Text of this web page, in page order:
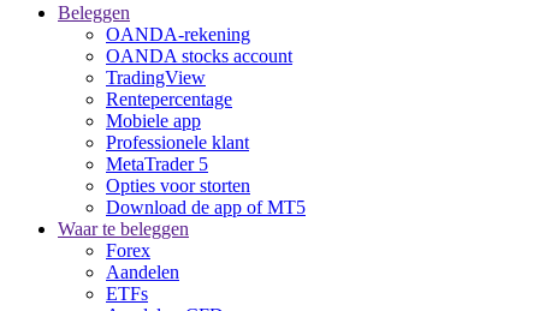
Beleggen
OANDA-rekening
OANDA stocks account
TradingView
Rentepercentage
Mobiele app
Professionele klant
MetaTrader 5
Opties voor storten
Download de app of MT5
Waar te beleggen
Forex
Aandelen
ETFs